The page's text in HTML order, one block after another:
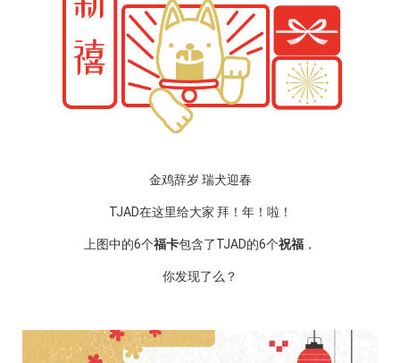
金鸡辞岁 瑞犬迎春
TJAD在这里给大家 拜！年！啦！
上图中的6个福卡包含了TJAD的6个祝福 ，
你发现了么？